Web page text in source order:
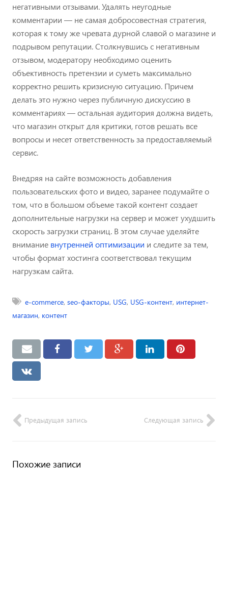
негативными отзывами. Удалять неугодные
комментарии — не самая добросовестная стратегия,
которая к тому же чревата дурной славой о магазине и
подрывом репутации. Столкнувшись с негативным
отзывом, модератору необходимо оценить
объективность претензии и суметь максимально
корректно решить кризисную ситуацию. Причем
делать это нужно через публичную дискуссию в
комментариях — остальная аудитория должна видеть,
что магазин открыт для критики, готов решать все
вопросы и несет ответственность за предоставляемый
сервис.
Внедряя на сайте возможность добавления
пользовательских фото и видео, заранее подумайте о
том, что в большом объеме такой контент создает
дополнительные нагрузки на сервер и может ухудшить
скорость загрузки страниц. В этом случае уделяйте
внимание внутренней оптимизации и следите за тем,
чтобы формат хостинга соответствовал текущим
нагрузкам сайта.
e-commerce,seo-факторы, USG, USG-контент, интернет-
магазин, контент
Предыдущая запись Следующая запись
Похожие записи